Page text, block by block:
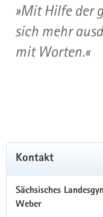
Information
Mit Hilfe der
sich mehr
mit Worten.
Kontakt
Sächsisches
Weber